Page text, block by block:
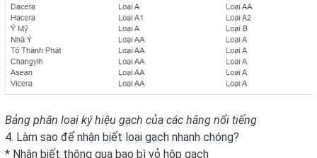
Bảng phân loại ký hiệu gạch của các hãng nổi tiếng
4. Làm sao để nhận biết loại gạch nhanh chóng?
* Nhận biết thông qua bao bì vỏ hộp gạch